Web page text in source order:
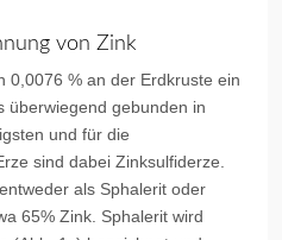
von Zink
0,0076 % an der Erdkruste ein
überwiegend gebunden in
und für die
sind dabei Zinksulfiderze.
als Sphalerit oder
65% Zink. Sphalerit wird